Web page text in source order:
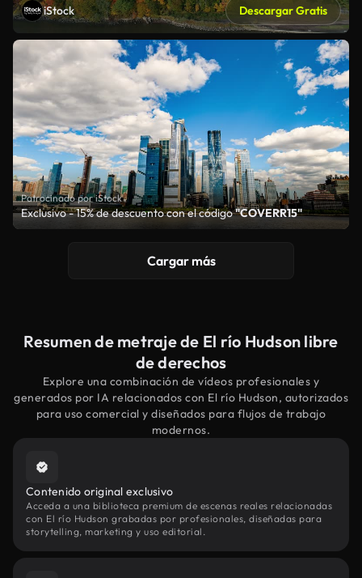
iStock Descargar Gratis
Patrocinado por iStock
Exclusivo - 15% de descuento con el código"COVERR15"
Cargar más
Resumen de metraje de El río Hudson libre
de derechos
Explore una combinación de vídeos profesionales y
generados por IA relacionados con El río Hudson, autorizados
para uso comercial y diseñados para flujos de trabajo
modernos.
Contenido original exclusivo
Acceda a una biblioteca premium de escenas reales relacionadas
con El río Hudson grabadas por profesionales, diseñadas para
storytelling, marketing y uso editorial.